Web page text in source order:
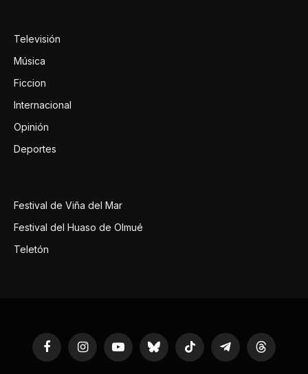
Televisión
Música
Ficcion
Internacional
Opinión
Deportes
Festival de Viña del Mar
Festival del Huaso de Olmué
Teletón
FacebookInstagramYouTubeBluesky TikTok TelegramThreads